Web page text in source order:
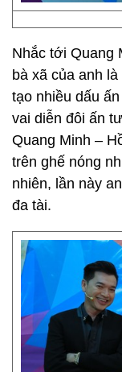
Nhắc tới Quang
bà xã của anh
tạo nhiều dấu
vai diễn đôi ấn
Quang Minh –
trên ghế nóng
nhiên, lần này
đa tài.